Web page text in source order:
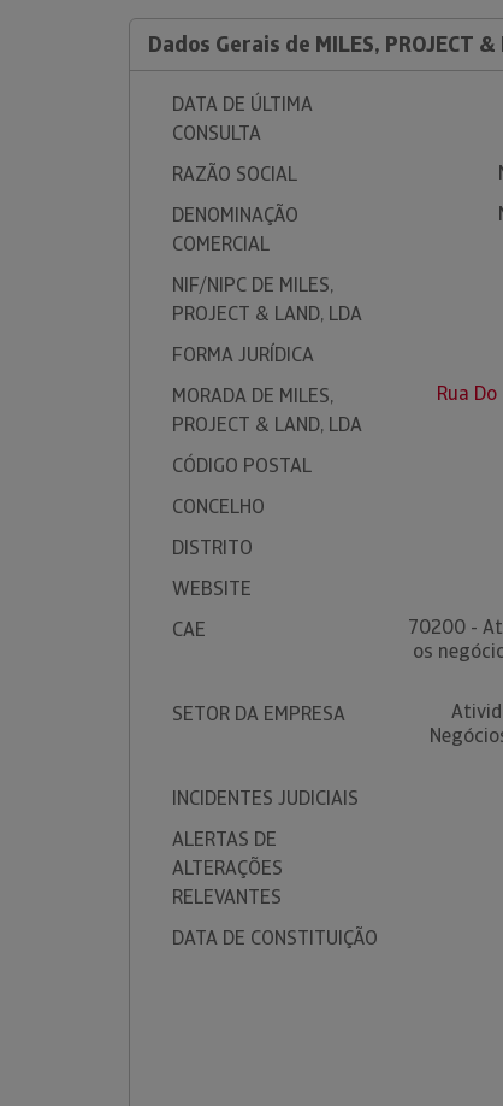
Dados Gerais de MILES, PROJECT &
DATA DE ÚLTIMA
CONSULTA
RAZÃO SOCIAL
DENOMINAÇÃO
COMERCIAL
NIF/NIPC DE MILES,
PROJECT & LAND, LDA
FORMA JURÍDICA
MORADA DE MILES,
PROJECT & LAND, LDA
Rua
CÓDIGO POSTAL
CONCELHO
DISTRITO
WEBSITE
CAE
70200 -
os
SETOR DA EMPRESA
INCIDENTES JUDICIAIS
ALERTAS DE
ALTERAÇÕES
RELEVANTES
DATA DE CONSTITUIÇÃO